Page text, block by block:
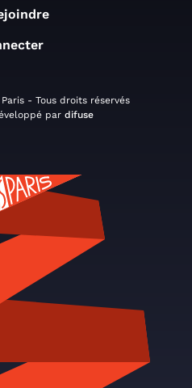
- Tous droits réservés
par difuse